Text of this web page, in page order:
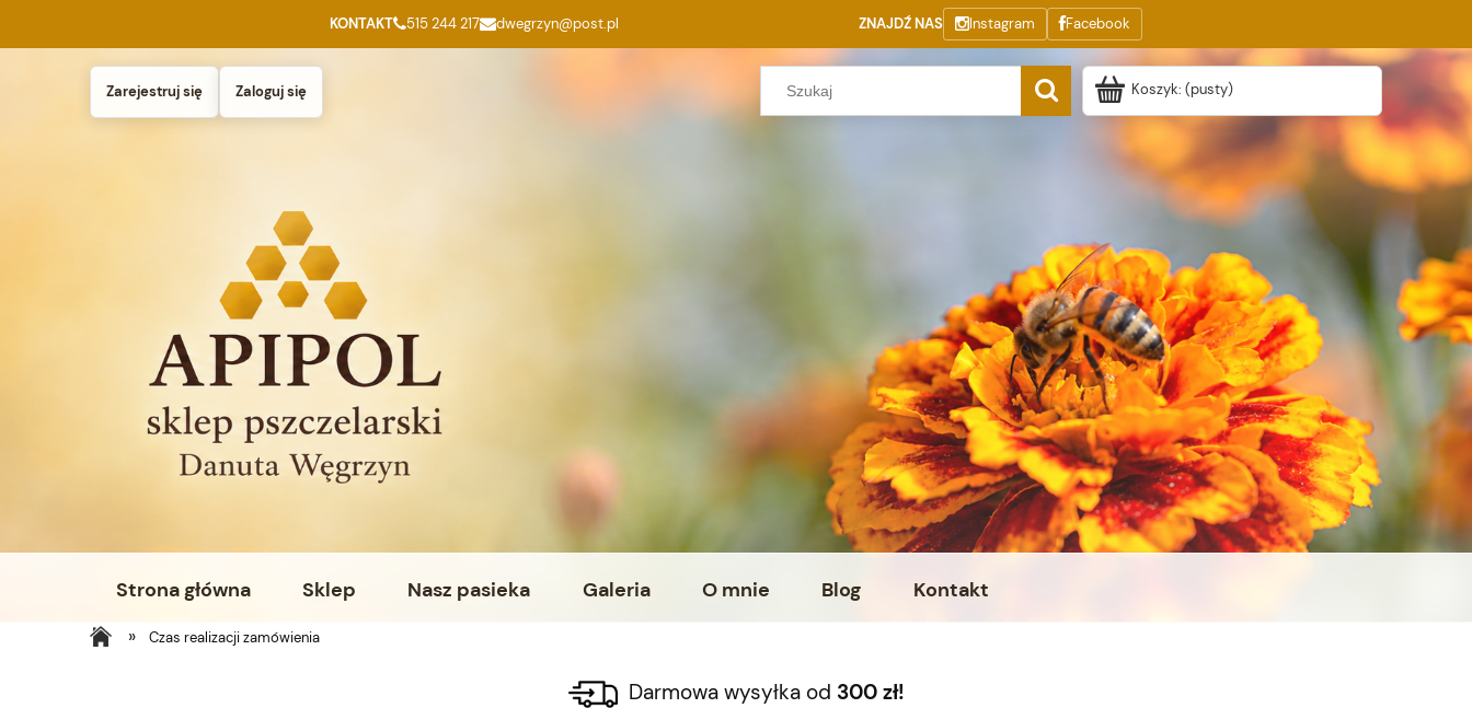
KONTAKT 515 244 217 dwegrzyn@post.pl ZNAJDŹ NAS Instagram Facebook
Zarejestruj się Zaloguj się Koszyk: (pusty)
Strona główna Sklep Nasz pasieka Galeria O mnie Blog Kontakt
» Czas realizacji zamówienia
Darmowa wysyłka od 300 zł!